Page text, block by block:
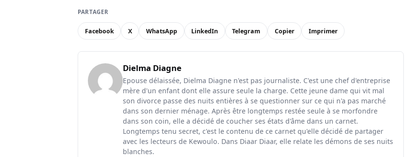
PARTAGER
Facebook X WhatsApp LinkedIn Telegram Copier Imprimer
Dielma Diagne
Epouse délaissée, Dielma Diagne n'est pas journaliste. C'est une chef d'entreprise
mère d'un enfant dont elle assure seule la charge. Cette jeune dame qui vit mal
son divorce passe des nuits entières à se questionner sur ce qui n'a pas marché
dans son dernier ménage. Après être longtemps restée seule à se morfondre
dans son coin, elle a décidé de coucher ses états d'âme dans un carnet.
Longtemps tenu secret, c'est le contenu de ce carnet qu'elle décidé de partager
avec les lecteurs de Kewoulo. Dans Diaar Diaar, elle relate les démons de ses nuits
blanches.